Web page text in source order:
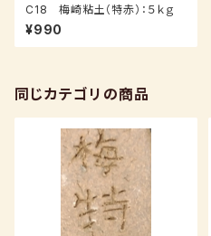
C18 梅崎粘土（特赤）：５ｋｇ
¥990
同じカテゴリの商品